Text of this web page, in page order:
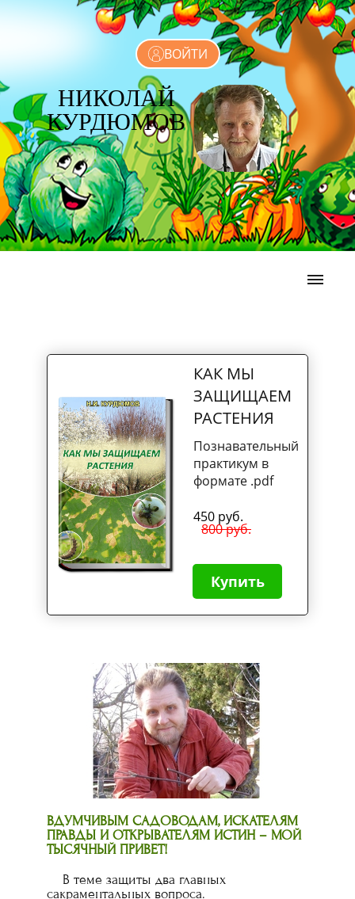
ВОЙТИ
НИКОЛАЙ
КУРДЮМОВ
КАК МЫ
ЗАЩИЩАЕМ
РАСТЕНИЯ
Познавательный
практикум в
формате .pdf
450 руб.
800 руб.
Купить
ВДУМЧИВЫМ САДОВОДАМ, ИСКАТЕЛЯМ
ПРАВДЫ И ОТКРЫВАТЕЛЯМ ИСТИН – МОЙ
ТЫСЯЧНЫЙ ПРИВЕТ!
В теме защиты два главных
сакраментальных вопроса.